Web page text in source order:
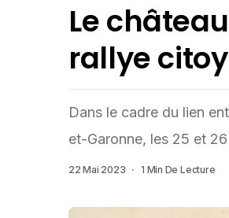
Le
rallye
Dans le cadre du lien
et-Garonne, les 25 et
22 Mai 2023 1 Min De Lecture